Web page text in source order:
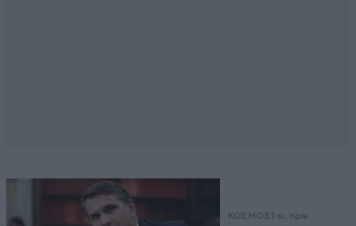
ΚΟΣΜΟΣ 1 ω. πριν